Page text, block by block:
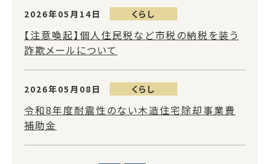
2026年05月14日 くらし
【注意喚起】個人住民税など市税の納税を装う
詐欺メールについて
2026年05月08日 くらし
令和8年度耐震性のない木造住宅除却事業費
補助金